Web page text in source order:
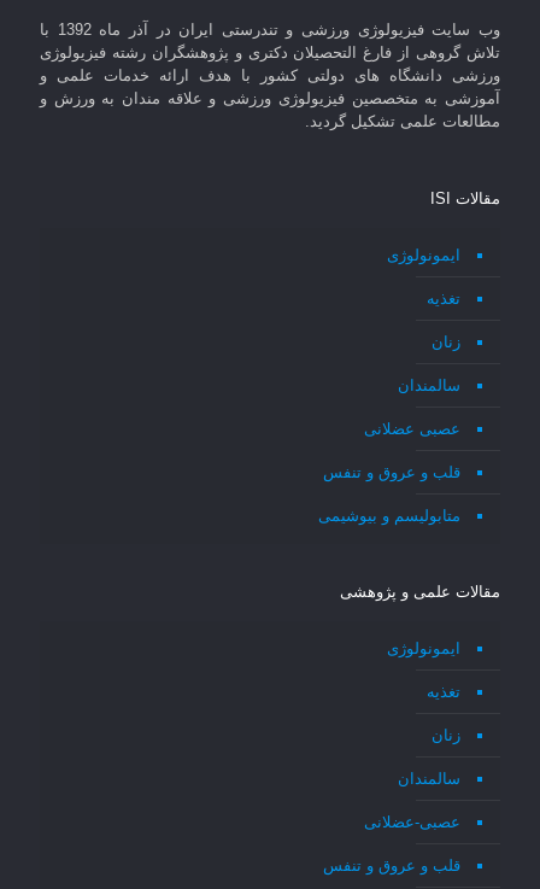
وب سایت فیزیولوژی ورزشی و تندرستی ایران در آذر ماه 1392 با
تلاش گروهی از فارغ التحصیلان دکتری و پژوهشگران رشته فیزیولوژی
ورزشی دانشگاه های دولتی کشور با هدف ارائه خدمات علمی و
آموزشی به متخصصین فیزیولوژی ورزشی و علاقه مندان به ورزش و
مطالعات علمی تشکیل گردید.
مقالات ISI
ایمونولوژی
تغذیه
زنان
سالمندان
عصبی عضلانی
قلب و عروق و تنفس
متابولیسم و بیوشیمی
مقالات علمی و پژوهشی
ایمونولوژی
تغذیه
زنان
سالمندان
عصبی-عضلانی
قلب و عروق و تنفس